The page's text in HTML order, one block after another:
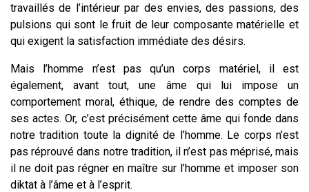
travaillés de l’intérieur par des envies, des passions, des
pulsions qui sont le fruit de leur composante matérielle et
qui exigent la satisfaction immédiate des désirs.
Mais l’homme n’est pas qu’un corps matériel, il est
également, avant tout, une âme qui lui impose un
comportement moral, éthique, de rendre des comptes de
ses actes. Or, c’est précisément cette âme qui fonde dans
notre tradition toute la dignité de l’homme. Le corps n’est
pas réprouvé dans notre tradition, il n’est pas méprisé, mais
il ne doit pas régner en maître sur l’homme et imposer son
diktat à l’âme et à l’esprit.